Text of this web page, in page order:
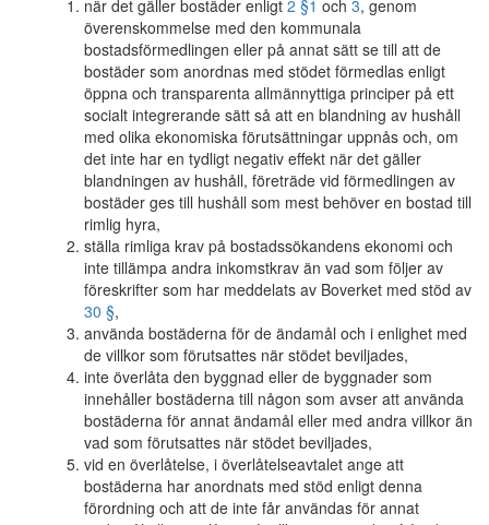
när det gäller bostäder enligt 2 §1 och 3, genom
överenskommelse med den kommunala
bostadsförmedlingen eller på annat sätt se till att de
bostäder som anordnas med stödet förmedlas enligt
öppna och transparenta allmännyttiga principer på ett
socialt integrerande sätt så att en blandning av hushåll
med olika ekonomiska förutsättningar uppnås och, om
det inte har en tydligt negativ effekt när det gäller
blandningen av hushåll, företräde vid förmedlingen av
bostäder ges till hushåll som mest behöver en bostad till
rimlig hyra,
ställa rimliga krav på bostadssökandens ekonomi och
inte tillämpa andra inkomstkrav än vad som följer av
föreskrifter som har meddelats av Boverket med stöd av
30 §,
använda bostäderna för de ändamål och i enlighet med
de villkor som förutsattes när stödet beviljades,
inte överlåta den byggnad eller de byggnader som
innehåller bostäderna till någon som avser att använda
bostäderna för annat ändamål eller med andra villkor än
vad som förutsattes när stödet beviljades,
vid en överlåtelse, i överlåtelseavtalet ange att
bostäderna har anordnats med stöd enligt denna
förordning och att de inte får användas för annat